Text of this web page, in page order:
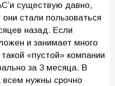
существую давно,
стали пользоваться
назад. Если
и занимает много
«пустой» компании
за 3 месяца. В
всем нужны срочно